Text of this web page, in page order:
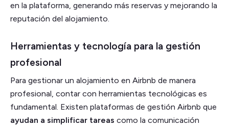
en la plataforma, generando más reservas y mejorando la
reputación del alojamiento.
Herramientas y tecnología para la gestión
profesional
Para gestionar un alojamiento en Airbnb de manera
profesional, contar con herramientas tecnológicas es
fundamental. Existen plataformas de gestión Airbnb que
ayudan a simplificar tareas como la comunicación